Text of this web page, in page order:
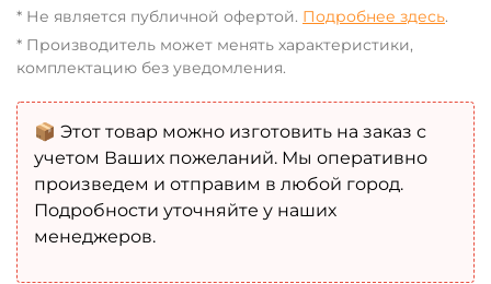
* Не является публичной офертой. Подробнее здесь.
* Производитель может менять характеристики,
комплектацию без уведомления.
📦 Этот товар можно изготовить на заказ с
учетом Ваших пожеланий. Мы оперативно
произведем и отправим в любой город.
Подробности уточняйте у наших
менеджеров.